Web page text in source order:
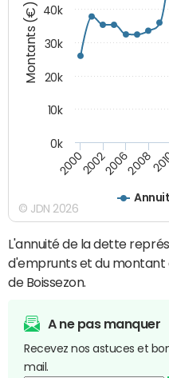
Montants (€)
2000200220062008
0k
10k
20k
30k
40k
© JDN 2026
L'annuité de la dette
d'emprunts et du montant
de Boissezon.
A ne pas manquer
Recevez nos astuces et
mail.